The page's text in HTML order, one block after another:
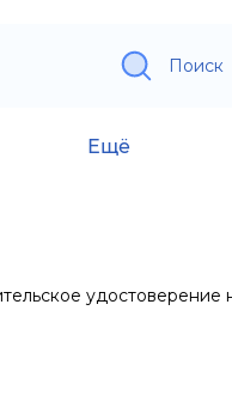
Поиск
Ещё
удостоверение